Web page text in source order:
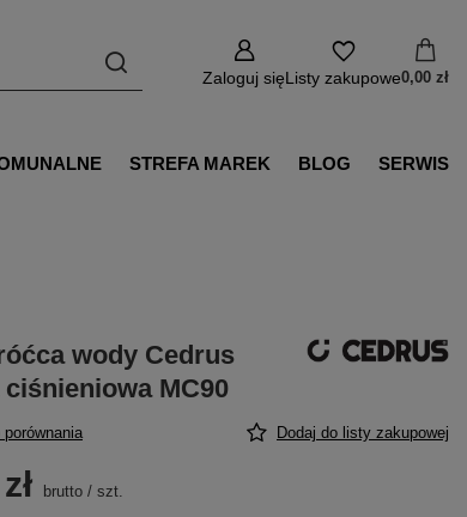
Zaloguj sięListy zakupowe0,00 zł
STREFA MAREK BLOG SERWIS
wody Cedrus
MC90
Dodaj do listy zakupowej
brutto /szt.